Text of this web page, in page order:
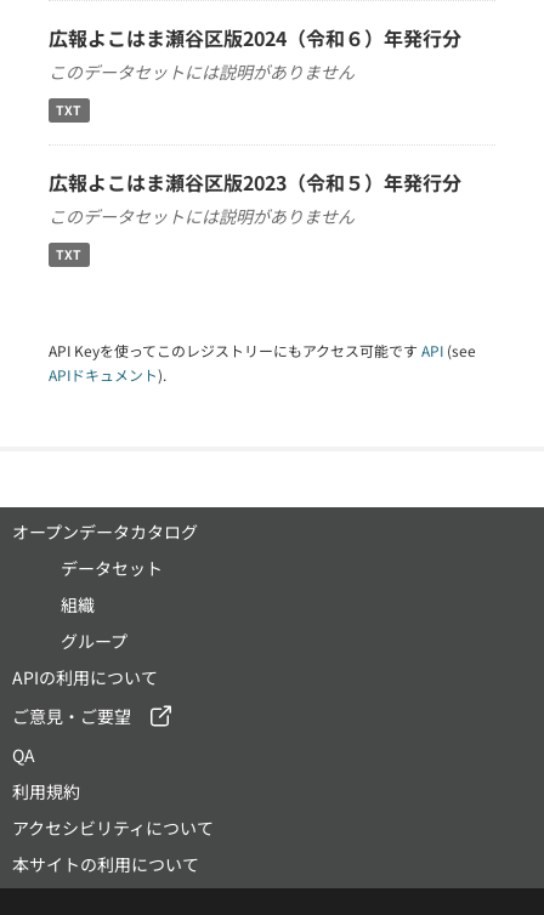
広報よこはま瀬谷区版2024（令和６）年発行分
このデータセットには説明がありません
TXT
広報よこはま瀬谷区版2023（令和５）年発行分
このデータセットには説明がありません
TXT
API Keyを使ってこのレジストリーにもアクセス可能です API (see
APIドキュメント).
オープンデータカタログ
データセット
組織
グループ
APIの利用について
ご意見・ご要望
QA
利用規約
アクセシビリティについて
本サイトの利用について